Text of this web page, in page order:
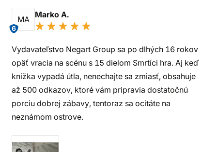
MA
6
Marko A.
Vydavateľstvo Negart Group sa po dlhých 16 rokov
opäť vracia na scénu s 15 dielom Smrtíci hra. Aj keď
knižka vypadá útla, nenechajte sa zmiasť, obsahuje
až 500 odkazov, ktoré vám pripravia dostatočnú
porciu dobrej zábavy, tentoraz sa ocitáte na
neznámom ostrove.